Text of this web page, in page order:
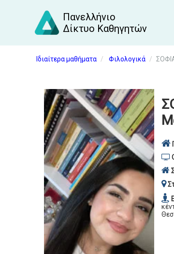
Πανελλήνιο
Δίκτυο Καθηγητών
Ιδιαίτερα μαθήματα Φιλολογικά